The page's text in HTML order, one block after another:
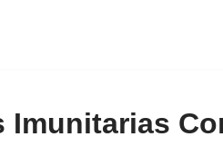
Imunitarias